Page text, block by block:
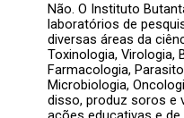
Não. O Instituto
laboratórios de
diversas áreas da
Toxinologia, Virologia,
Farmacologia,
Microbiologia,
disso, produz soros e